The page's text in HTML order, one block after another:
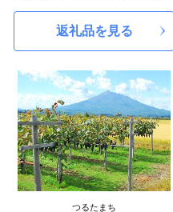
るイベントを多く開催しておりま
す。 その中の一つ、「にんに
くとべごまつり」には、田子牛の
たくさんの人が訪れており、たく
さんの出店や楽しい催し物があり
ますので、ご来町をお待ちいたし
ております。 環境省の夏星空
観測で日本一星空がきれいに見え
る町に選ばれ、「日本で最も美し
い村」に登録されております。
返礼品を見る
つるたまち